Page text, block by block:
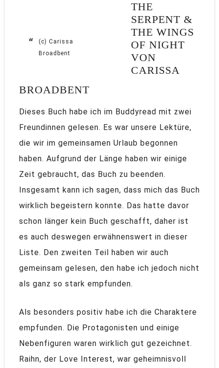
(c) Carissa
Broadbent
THE
SERPENT &
THE WINGS
OF NIGHT
VON
CARISSA
BROADBENT
Dieses Buch habe ich im Buddyread mit zwei
Freundinnen gelesen. Es war unsere Lektüre,
die wir im gemeinsamen Urlaub begonnen
haben. Aufgrund der Länge haben wir einige
Zeit gebraucht, das Buch zu beenden.
Insgesamt kann ich sagen, dass mich das Buch
wirklich begeistern konnte. Das hatte davor
schon länger kein Buch geschafft, daher ist
es auch deswegen erwähnenswert in dieser
Liste. Den zweiten Teil haben wir auch
gemeinsam gelesen, den habe ich jedoch nicht
als ganz so stark empfunden.
Als besonders positiv habe ich die Charaktere
empfunden. Die Protagonisten und einige
Nebenfiguren waren wirklich gut gezeichnet.
Raihn, der Love Interest, war geheimnisvoll